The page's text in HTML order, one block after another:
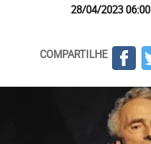
28/04/2023 06:00
COMPARTILHE